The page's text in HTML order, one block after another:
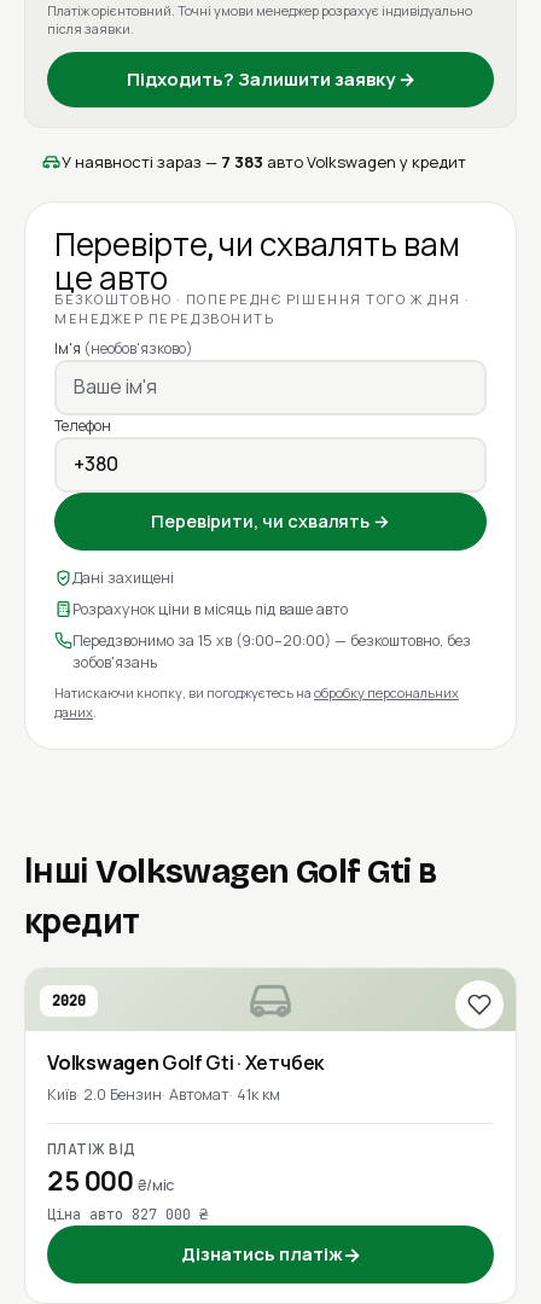
Платіж орієнтовний. Точні умови менеджер розрахує індивідуально
після заявки.
Підходить? Залишити заявку →
У наявності зараз — 7 383 авто Volkswagen у кредит
Перевірте, чи схвалять вам
це авто
БЕЗКОШТОВНО · ПОПЕРЕДНЄ РІШЕННЯ ТОГО Ж ДНЯ ·
МЕНЕДЖЕР ПЕРЕДЗВОНИТЬ
Ім'я (необов'язково)
Телефон
Перевірити, чи схвалять →
Дані захищені
Розрахунок ціни в місяць під ваше авто
Передзвонимо за 15 хв (9:00–20:00) — безкоштовно, без
зобов'язань
Натискаючи кнопку, ви погоджуєтесь на обробку персональних
даних
Інші Volkswagen Golf Gti в
кредит
2020
VolkswagenGolf Gti· Хетчбек
Київ 2.0 Бензин Автомат 41к км
ПЛАТІЖ ВІД
25 000 ₴/міс
Ціна авто 827 000 ₴
Дізнатись платіж→